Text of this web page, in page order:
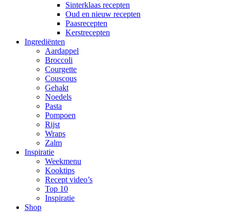
Sinterklaas recepten
Oud en nieuw recepten
Paasrecepten
Kerstrecepten
Ingrediënten
Aardappel
Broccoli
Courgette
Couscous
Gehakt
Noedels
Pasta
Pompoen
Rijst
Wraps
Zalm
Inspiratie
Weekmenu
Kooktips
Recept video’s
Top 10
Inspiratie
Shop